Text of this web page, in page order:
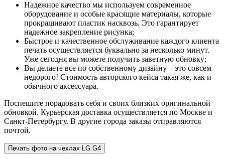
Надежное качество мы используем современное
оборудование и особые красящие материалы, которые
прокрашивают пластик насквозь. Это гарантирует
надежное закрепление рисунка;
Быстрое и качественное обслуживание каждого клиента
печать осуществляется буквально за несколько минут.
Уже сегодня вы можете получить заветную обновку;
Вы делаете все по собственному дизайну – это совсем
недорого! Стоимость авторского кейса такая же, как и
обычного аксессуара.
Поспешите порадовать себя и своих близких оригинальной
обновкой. Курьерская доставка осуществляется по Москве и
Санкт-Петербургу. В другие города заказы отправляются
почтой.
Печать фото на чехлах LG G4